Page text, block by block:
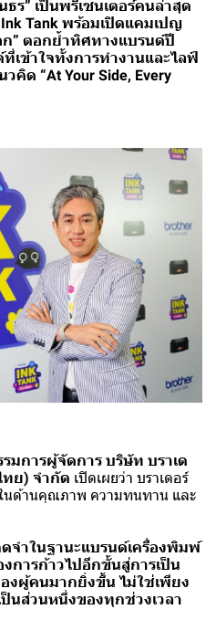
ร” เป็นพรีเซนเตอร์คนล่าสุด
Tank พร้อมเปิดแคมเปญ
ก” ตอกย้ำทิศทางแบรนด์ปี
เข้าใจทั้งการทำงานและไลฟ์
คิด “At Your Side, Every
การผู้จัดการ บริษัท บราเด
ทย) จำกัด เปิดเผยว่า บราเดอร์
นด้านคุณภาพ ความทนทาน และ
จำในฐานะแบรนด์เครื่องพิมพ์
การก้าวไปอีกขั้นสู่การเป็น
งผู้คนมากยิ่งขึ้น ไม่ใช่เพียง
นส่วนหนึ่งของทุกช่วงเวลา